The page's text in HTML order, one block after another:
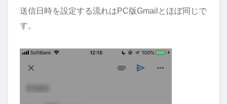
送信日時を設定する流れはPC版Gmailとほぼ同じで
す。